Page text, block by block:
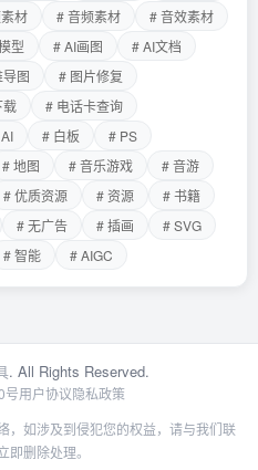
材 # 音频素材
# 音效素材
型 # AI画图
# AI文档
图
# 图片修复
载
# 电话卡查询
# 白板
# PS
# 地图 # 音乐游戏
# 音游
# 优质资源 # 资源
# 书籍
# 无广告 # 插画
# SVG
# 智能 # AIGC
. All Rights Reserved.
号用户协议隐私政策
，如涉及到侵犯您的权益，请与我们联
即删除处理。